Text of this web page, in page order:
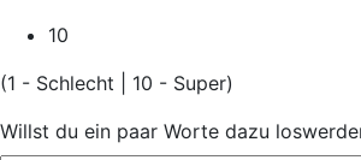
10
(1 - Schlecht | 10 - Super)
Willst du ein paar Worte dazu